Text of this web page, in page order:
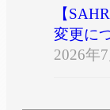
【
変更に
2026年